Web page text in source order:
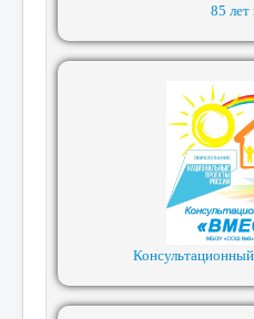
85 лет